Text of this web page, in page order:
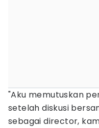
"Aku memutuskan
setelah diskusi
sebagai director,